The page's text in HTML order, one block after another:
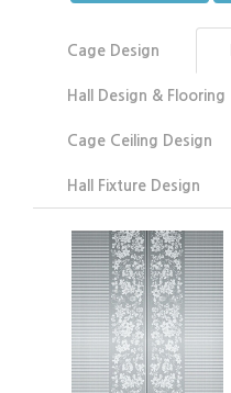
Cage Design
Hall Design & Flooring
Cage Ceiling Design
Hall Fixture Design